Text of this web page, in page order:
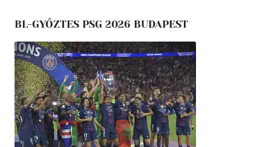
BL-GYŐZTES PSG 2026 BUDAPEST